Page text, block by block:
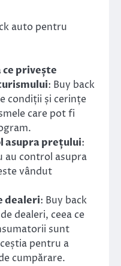
auto pentru
privește
: Buy back
condiții și cerințe
care pot fi
asupra prețului:
au control asupra
vândut
dealeri: Buy back
dealeri, ceea ce
sunt
pentru a
cumpărare.